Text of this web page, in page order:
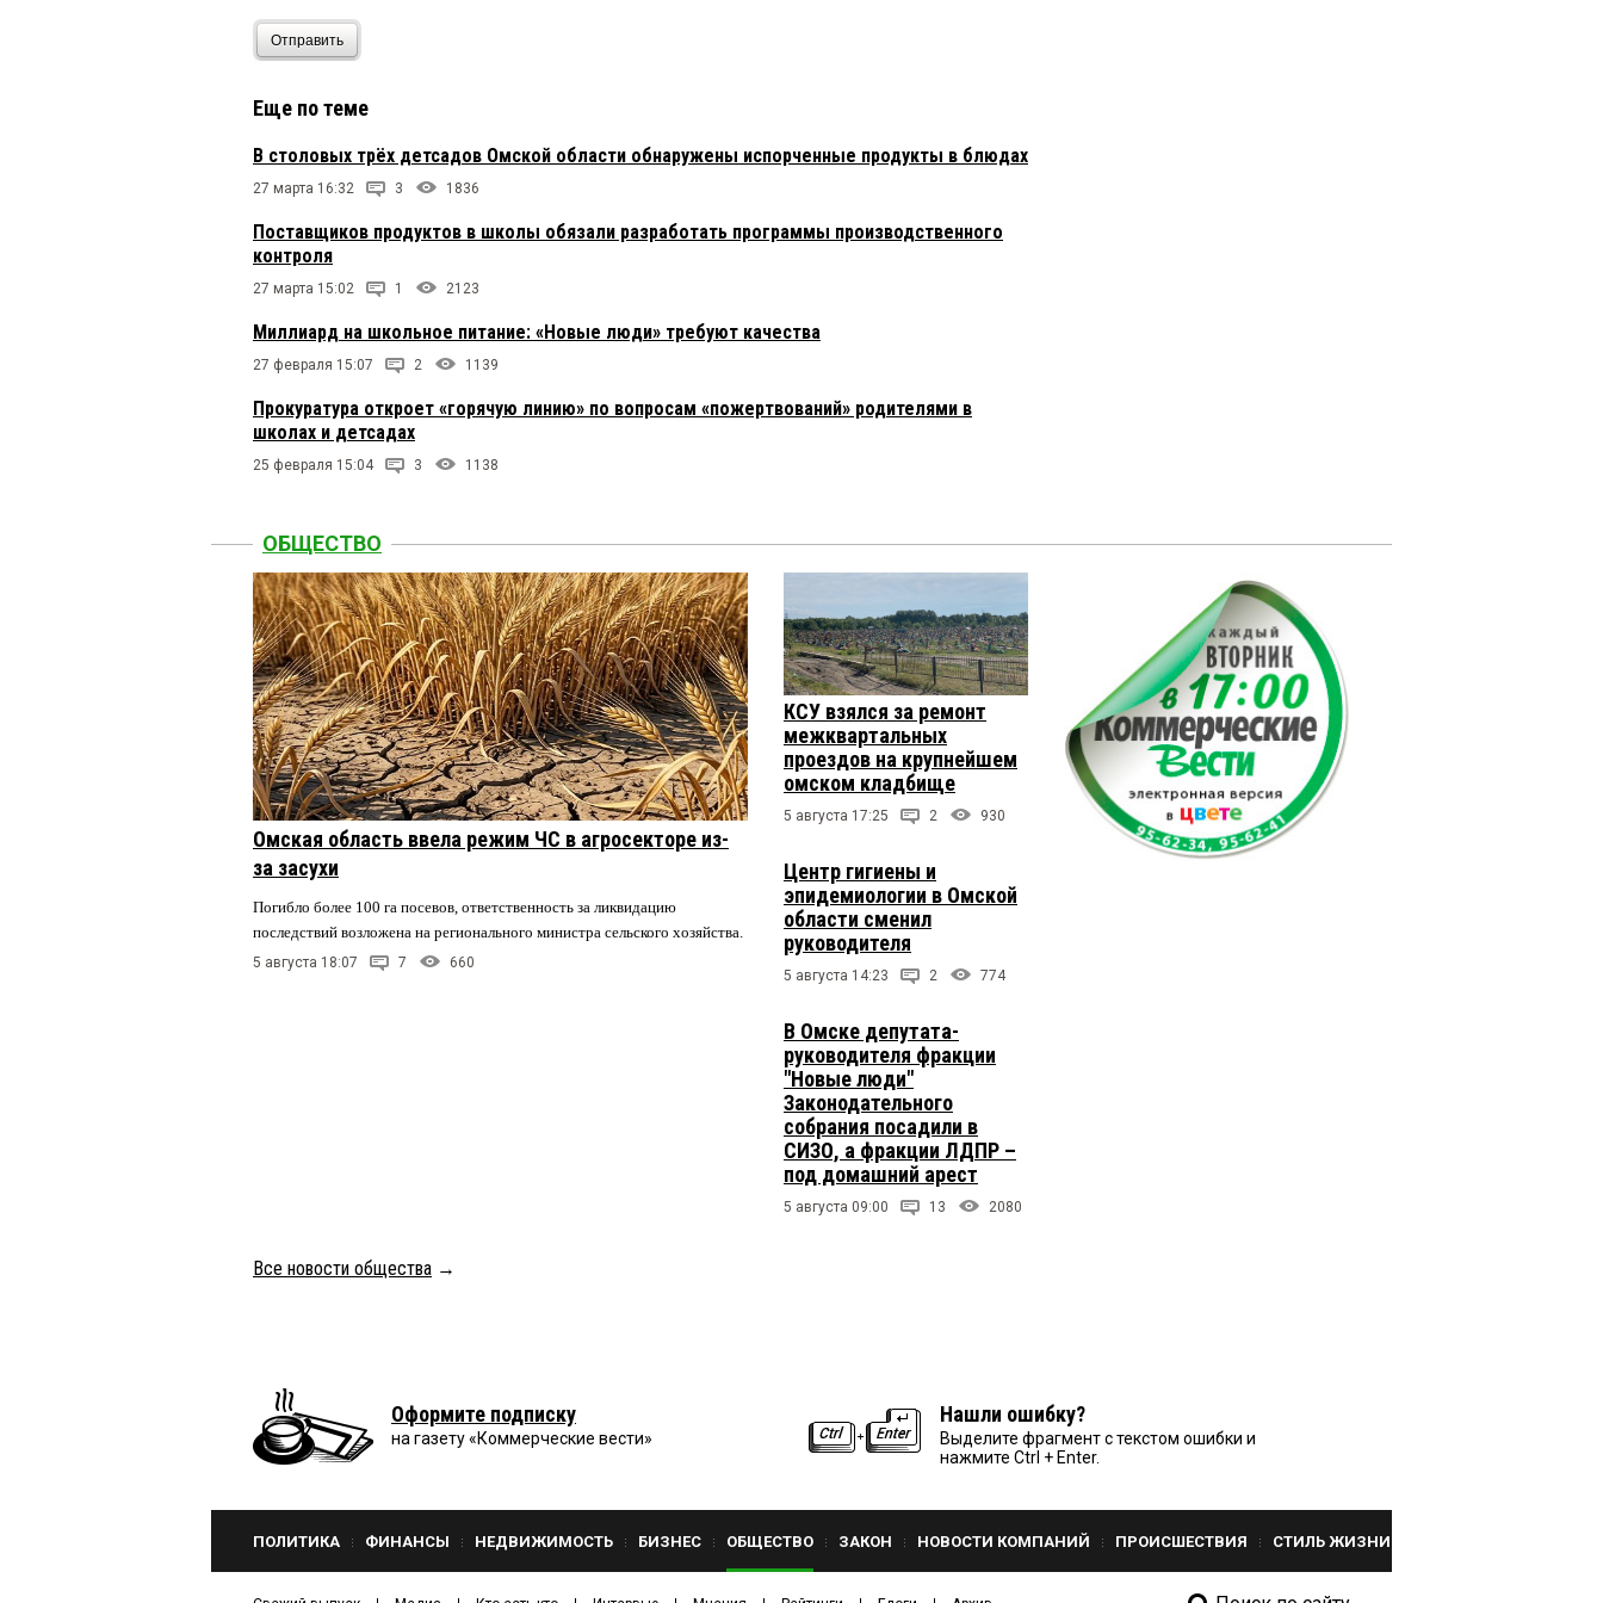
Отправить
Еще по теме
В столовых трёх детсадов Омской области обнаружены испорченные продукты в блюдах
27 марта 16:32 3 1836
Поставщиков продуктов в школы обязали разработать программы производственного
контроля
27 марта 15:02 1 2123
Миллиард на школьное питание: «Новые люди» требуют качества
27 февраля 15:07 2 1139
Прокуратура откроет «горячую линию» по вопросам «пожертвований» родителями в
школах и детсадах
25 февраля 15:04 3 1138
ОБЩЕСТВО
Омская область ввела режим ЧС в агросекторе из-
за засухи
Погибло более 100 га посевов, ответственность за ликвидацию
последствий возложена на регионального министра сельского хозяйства.
5 августа 18:07 7 660
КСУ взялся за ремонт
межквартальных
проездов на крупнейшем
омском кладбище
5 августа 17:25 2 930
Центр гигиены и
эпидемиологии в Омской
области сменил
руководителя
5 августа 14:23 2 774
В Омске депутата-
руководителя фракции
"Новые люди"
Законодательного
собрания посадили в
СИЗО, а фракции ЛДПР –
под домашний арест
5 августа 09:00 13 2080
Все новости общества →
Оформите подписку
на газету «Коммерческие вести»
Нашли ошибку?
Выделите фрагмент с текстом ошибки и
нажмите Ctrl + Enter.
ПОЛИТИКА ФИНАНСЫ НЕДВИЖИМОСТЬ БИЗНЕС ОБЩЕСТВО ЗАКОН НОВОСТИ КОМПАНИЙ ПРОИСШЕСТВИЯ СТИЛЬ ЖИЗНИ